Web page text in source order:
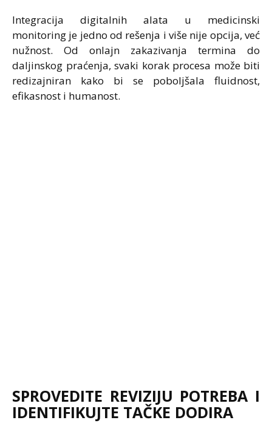
Integracija digitalnih alata u medicinski
monitoring je jedno od rešenja i više nije opcija, već
nužnost. Od onlajn zakazivanja termina do
daljinskog praćenja, svaki korak procesa može biti
redizajniran kako bi se poboljšala fluidnost,
efikasnost i humanost.
SPROVEDITE REVIZIJU POTREBA I
IDENTIFIKUJTE TAČKE DODIRA